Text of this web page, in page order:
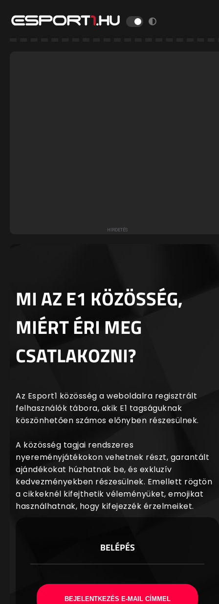
MI AZ E1 KÖZÖSSÉG,
MIÉRT ÉRI MEG
CSATLAKOZNI?
Az Esport1 közösség a weboldalra regisztrált
felhasználók tábora, akik E1 tagságuknak
köszönhetően számos előnyben részesülnek.
A közösség tagjai rendszeres
nyereményjátékokon vehetnek részt, garantált
ajándékokat húzhatnak be, és exkluzív
kedvezményekben részesülnek. Emellett rögtön
a cikkeknél kifejthetik véleményüket, emojikat
használhatnak, hogy kifejezzék érzelmeiket.
BELÉPÉS
BEJELENTKEZÉS E-MAIL CÍMMEL